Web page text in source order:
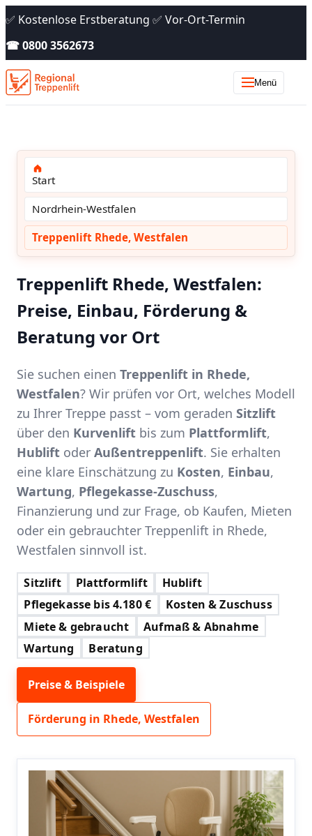
✅ Kostenlose Erstberatung ✅ Vor-Ort-Termin
☎ 0800 3562673
Menü
Start
Nordrhein-Westfalen
Treppenlift Rhede, Westfalen
Treppenlift Rhede, Westfalen:
Preise, Einbau, Förderung &
Beratung vor Ort
Sie suchen einen Treppenlift in Rhede,
Westfalen? Wir prüfen vor Ort, welches Modell
zu Ihrer Treppe passt – vom geraden Sitzlift
über den Kurvenlift bis zum Plattformlift,
Hublift oder Außentreppenlift. Sie erhalten
eine klare Einschätzung zu Kosten, Einbau,
Wartung, Pflegekasse-Zuschuss,
Finanzierung und zur Frage, ob Kaufen, Mieten
oder ein gebrauchter Treppenlift in Rhede,
Westfalen sinnvoll ist.
Sitzlift Plattformlift
Hublift
Pflegekasse bis 4.180 €
Kosten & Zuschuss
Miete & gebraucht
Aufmaß & Abnahme
Wartung
Beratung
Preise & Beispiele
Förderung in Rhede, Westfalen